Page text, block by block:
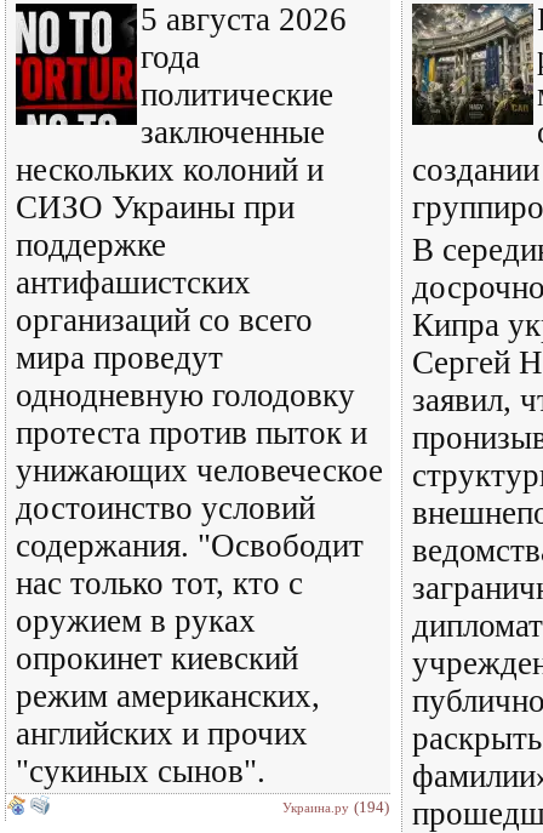
5 августа 2026
года
политические
заключенные
нескольких колоний и
СИЗО Украины при
поддержке
антифашистских
организаций со всего
мира проведут
однодневную голодовку
протеста против пыток и
унижающих человеческое
достоинство условий
содержания. "Освободит
нас только тот, кто с
оружием в руках
опрокинет киевский
режим американских,
английских и прочих
"сукиных сынов".
Украина.ру (194)
В
Кипра
Сергей
заявил,